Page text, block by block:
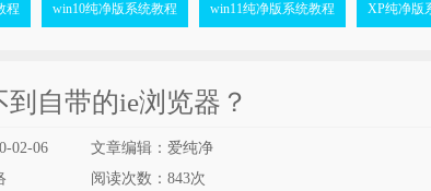
程 win10纯净版系统教程 win11纯净版系统教程 XP纯净版
到自带的ie浏览器？
02-06
文章编辑：爱纯净
阅读次数： 843次